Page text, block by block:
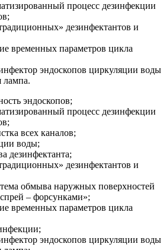
процесс дезинфекции
дезинфектантов и
временных параметров цикла
эндоскопов циркуляции воды
лампа.
эндоскопов;
процесс дезинфекции
всех каналов;
воды;
дезинфектанта;
дезинфектантов и
обмыва наружных поверхностей
– форсунками»;
временных параметров цикла
эндоскопов циркуляции воды